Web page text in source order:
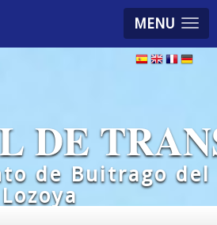
MENU
DE
de Buitrago del
Lozoya